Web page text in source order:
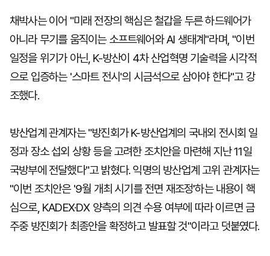
채박사는 이어 "미래 전장의 핵심은 철갑을 두른 하드웨어가
아니라 무기를 움직이는 소프트웨어와 AI 생태계"라며, "이번
일정을 위기가 아닌, K-방산이 4차 산업혁명 기술력을 시각적
으로 입증하는 '스마트 전시'의 시금석으로 삼아야 한다"고 강
조했다.
방산업계 관계자는 "방진회가 K-방산업계의 국내외 전시회 일
정과 장소 섭외 상황 등을 고려한 조치안을 마련해 지난 11일
국방부에 전달했다"고 밝혔다. 익명의 방산업계 고위 관계자는
"이번 조치안은 '9월 개최 시기를 전면 재조정'하는 내용이 핵
심으로, KADEX·DX 양측의 의견 수용 여부에 따라 이르면 금
주중 방진회가 최종안을 확정하고 발표할 것"이라고 덧붙였다.